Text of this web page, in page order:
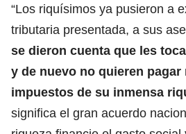
“Los riquísimos ya pusieron a
tributaria presentada, a sus
se dieron cuenta que les
y de nuevo no quieren pagar
impuestos de su inmensa
significa el gran acuerdo